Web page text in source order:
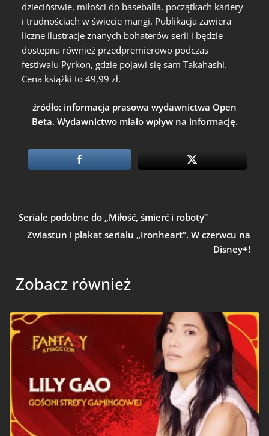
dzieciństwie, miłości do baseballa, początkach kariery
i trudnościach w świecie mangi. Publikacja zawiera
liczne ilustracje znanych bohaterów serii i będzie
dostępna również przedpremierowo podczas
festiwalu Pyrkon, gdzie pojawi się sam Takahashi.
Cena książki to 49,99 zł.
źródło: informacja prasowa wydawnictwa Open
Beta. Wydawnictwo miało wpływ na informację.
Seriale podobne do „Miłość, śmierć i roboty”
Zwiastun i plakat serialu „Ironheart”. W czerwcu na
Disney+!
Zobacz również